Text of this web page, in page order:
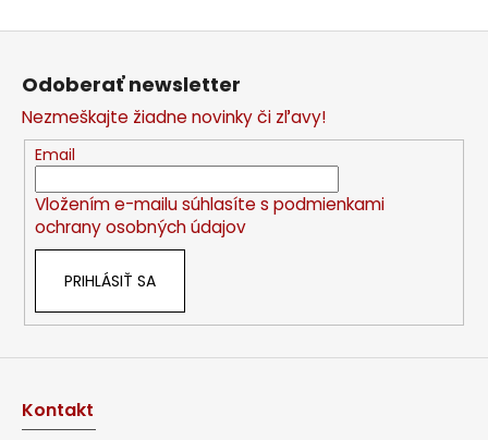
Z
Odoberať newsletter
Nezmeškajte žiadne novinky či zľavy!
Email
Vložením e-mailu súhlasíte s podmienkami
ochrany osobných údajov
PRIHLÁSIŤ SA
Kontakt